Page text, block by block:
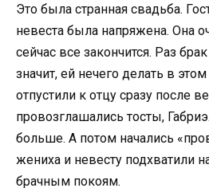
Это была странная свадьба.
невеста была напряжена. Она
сейчас все закончится. Раз
значит, ей нечего делать в
отпустили к отцу сразу после
провозглашались тосты,
больше. А потом начались
жениха и невесту подхватили
брачным покоям.